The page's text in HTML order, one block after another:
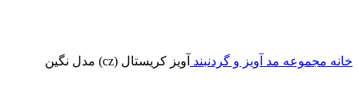
خانه مجموعه مد آویز و گردنبند آویز کریستال (cz) مدل نگین